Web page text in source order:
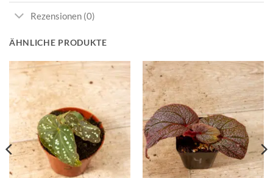
Rezensionen (0)
ÄHNLICHE PRODUKTE